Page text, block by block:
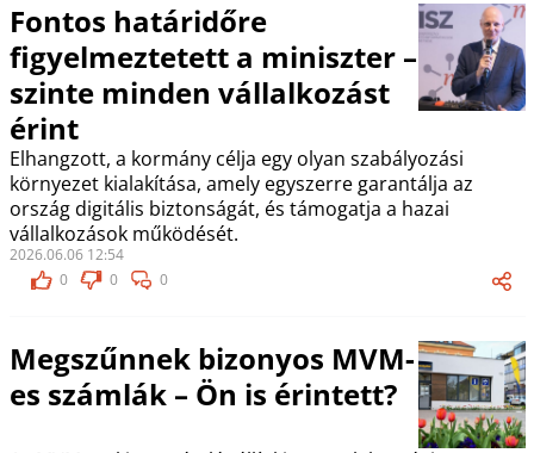
Fontos határidőre
figyelmeztetett a miniszter –
szinte minden vállalkozást
érint
Elhangzott, a kormány célja egy olyan szabályozási
környezet kialakítása, amely egyszerre garantálja az
ország digitális biztonságát, és támogatja a hazai
vállalkozások működését.
2026.06.06 12:54
0
0 0
Megszűnnek bizonyos MVM-
es számlák – Ön is érintett?